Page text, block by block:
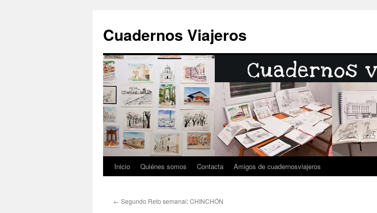
Cuadernos Viajeros
Skip
content
Inicio Quiénes somos Contacta Amigos de cuadernosviajeros
← Segundo Reto semanal: CHINCHÓN